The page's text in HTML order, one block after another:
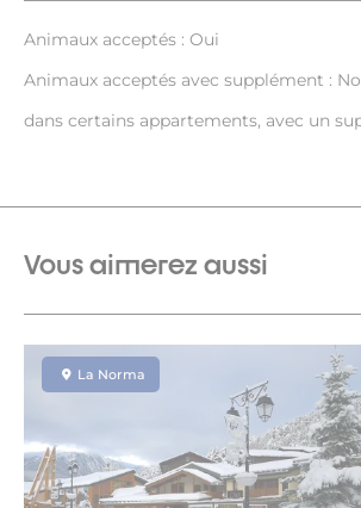
Animaux acceptés : Oui
Animaux acceptés avec supplément :
dans certains appartements, avec un
Vous aimerez aussi
La Norma